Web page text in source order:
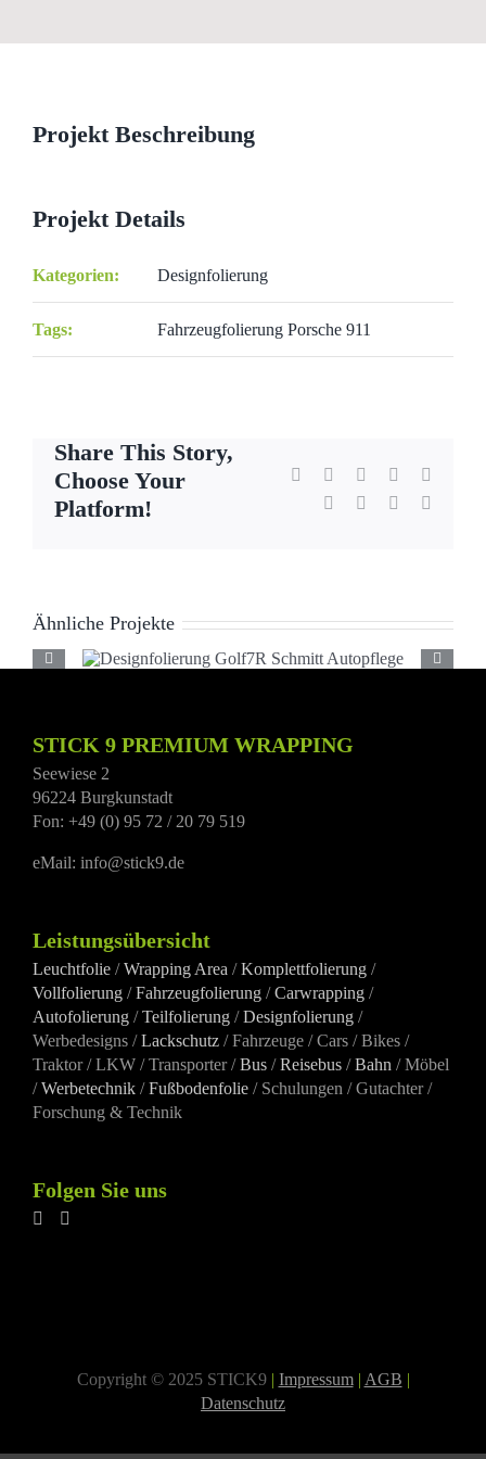
Projekt Beschreibung
Projekt Details
Kategorien: Designfolierung
Tags: Fahrzeugfolierung Porsche 911
Share This Story,
Choose Your
Platform!
Facebook Reddit LinkedIn
TumblrPinterest
Ähnliche Projekte
STICK 9 PREMIUM WRAPPING
Seewiese 2
96224 Burgkunstadt
Fon: +49 (0) 95 72 / 20 79 519
eMail: info@stick9.de
Leistungsübersicht
Leuchtfolie /Wrapping Area /Komplettfolierung /
Vollfolierung /Fahrzeugfolierung /Carwrapping /
Autofolierung /Teilfolierung /Designfolierung /
Werbedesigns /Lackschutz / Fahrzeuge / Cars / Bikes /
Traktor / LKW / Transporter /Bus /Reisebus /Bahn / Möbel
/Werbetechnik /Fußbodenfolie / Schulungen / Gutachter /
Forschung & Technik
Folgen Sie uns
Copyright © 2025 STICK9 | Impressum | AGB |
Datenschutz